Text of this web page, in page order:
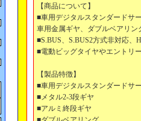
【商品について】
■車用デジタルスタンダードサ
車用金属ギヤ、ダブルベアリン
■S.BUS、S.BUS2方式非対応
■電動ビッグタイヤやエントリ
【製品特徴】
■車用デジタルスタンダードサ
■メタル2-3段ギヤ
■アルミ終段ギヤ